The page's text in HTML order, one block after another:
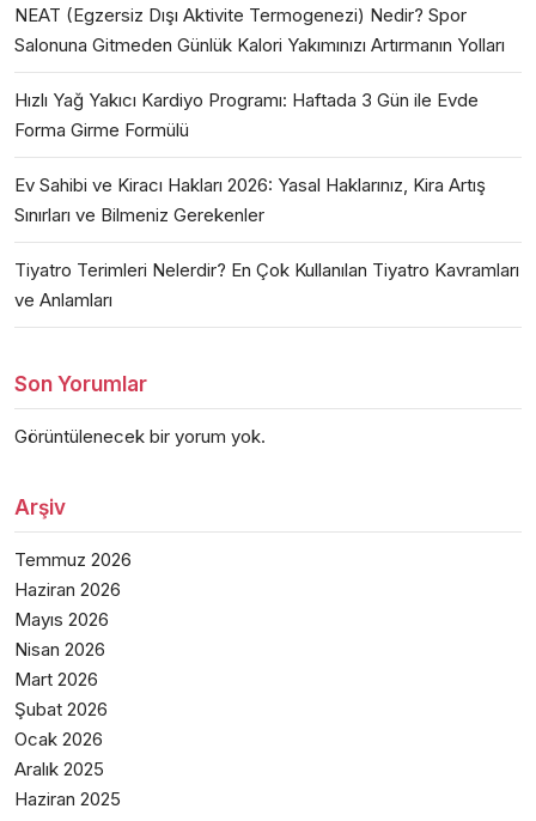
NEAT (Egzersiz Dışı Aktivite Termogenezi) Nedir? Spor
Salonuna Gitmeden Günlük Kalori Yakımınızı Artırmanın Yolları
Hızlı Yağ Yakıcı Kardiyo Programı: Haftada 3 Gün ile Evde
Forma Girme Formülü
Ev Sahibi ve Kiracı Hakları 2026: Yasal Haklarınız, Kira Artış
Sınırları ve Bilmeniz Gerekenler
Tiyatro Terimleri Nelerdir? En Çok Kullanılan Tiyatro Kavramları
ve Anlamları
Son Yorumlar
Görüntülenecek bir yorum yok.
Arşiv
Temmuz 2026
Haziran 2026
Mayıs 2026
Nisan 2026
Mart 2026
Şubat 2026
Ocak 2026
Aralık 2025
Haziran 2025